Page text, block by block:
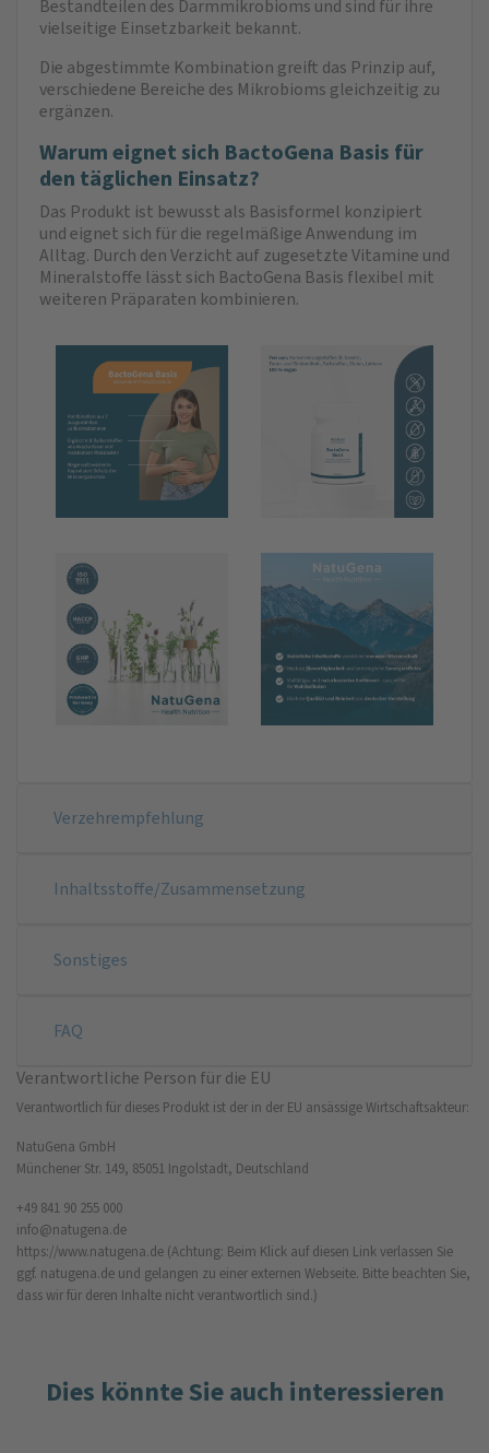
Bestandteilen des Darmmikrobioms und sind für ihre
vielseitige Einsetzbarkeit bekannt.
Die abgestimmte Kombination greift das Prinzip auf,
verschiedene Bereiche des Mikrobioms gleichzeitig zu
ergänzen.
Warum eignet sich BactoGena Basis für
den täglichen Einsatz?
Das Produkt ist bewusst als Basisformel konzipiert
und eignet sich für die regelmäßige Anwendung im
Alltag. Durch den Verzicht auf zugesetzte Vitamine und
Mineralstoffe lässt sich BactoGena Basis flexibel mit
weiteren Präparaten kombinieren.
Verzehrempfehlung
Inhaltsstoffe/Zusammensetzung
Sonstiges
FAQ
Verantwortliche Person für die EU
Verantwortlich für dieses Produkt ist der in der EU ansässige Wirtschaftsakteur:
NatuGena GmbH
Münchener Str. 149, 85051 Ingolstadt, Deutschland
+49 841 90 255 000
info@natugena.de
https://www.natugena.de (Achtung: Beim Klick auf diesen Link verlassen Sie
ggf. natugena.de und gelangen zu einer externen Webseite. Bitte beachten Sie,
dass wir für deren Inhalte nicht verantwortlich sind.)
Dies könnte Sie auch interessieren